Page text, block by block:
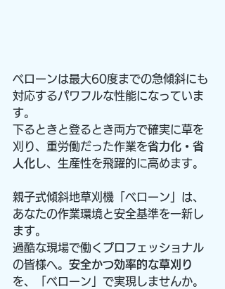
ベローンは最大60度までの急傾斜にも
対応するパワフルな性能になっていま
す。
下るときと登るとき両方で確実に草を
刈り、重労働だった作業を省力化・省
人化 し、生産性を飛躍的に高めます。
親子式傾斜地草刈機「ベローン」は、
あなたの作業環境と安全基準を一新し
ます。
過酷な現場で働くプロフェッショナル
の皆様へ。 安全かつ効率的な草刈り
を、「ベローン」で実現しませんか。